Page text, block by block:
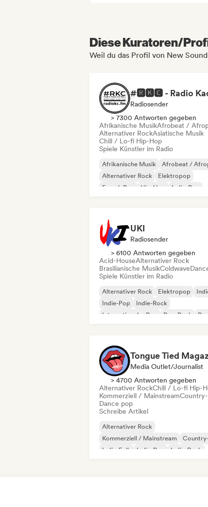
Diese Kuratoren/
Weil du das Profil von New
Radiosender
> 7300 Antworten gegeben
Afrikanische MusikAfrobeat /
Alternativer RockAsiatische Musik
Chill / Lo-fi Hip-Hop
Spiele Künstler im Radio
Afrikanische Musik
Afrobeat /
Alternativer Rock
Elektropop
French Pop
Hip-Hop
Indie-Pop
UKI
Radiosender
> 6100 Antworten gegeben
Acid-HouseAlternativer Rock
Brasilianische MusikColdwave
Spiele Künstler im Radio
Alternativer Rock Elektropop
Indie-Pop
Indie-Rock
Internationaler Pop
Pop-Rock
Tongue Tied
Media Outlet/Journalist
> 4700 Antworten gegeben
Alternativer RockChill / Lo-fi Hip-
Kommerziell / Mainstream
Dance pop
Schreibe Artikel
Alternativer Rock
Kommerziell / Mainstream
Indie-Folk
Indie-Pop
Indie-Rock